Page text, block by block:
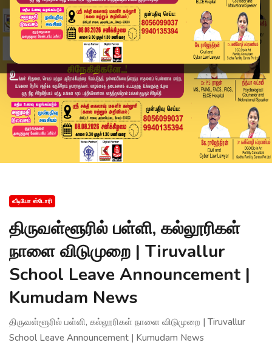
வீடியோ ஸ்டோரி
திருவள்ளூரில் பள்ளி, கல்லூரிகள்
நாளை விடுமுறை | Tiruvallur
School Leave Announcement |
Kumudam News
திருவள்ளூரில் பள்ளி, கல்லூரிகள் நாளை விடுமுறை | Tiruvallur
School Leave Announcement | Kumudam News